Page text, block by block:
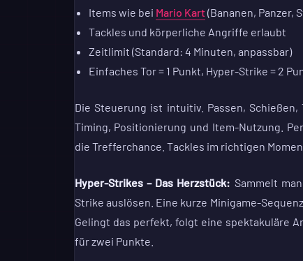
Items wie bei Mario Kart(Bananen, Panzer,
Tackles und körperliche Angriffe erlaubt
Zeitlimit (Standard: 4 Minuten, anpassbar)
Einfaches Tor = 1 Punkt, Hyper-Strike = 2
Die Steuerung ist intuitiv. Passen,
Timing, Positionierung und Item-Nutzung.
die Trefferchance. Tackles im richtigen
Hyper-Strikes – Das Herzstück: Sammelt
Strike auslösen. Eine kurze Minigame-
Gelingt das perfekt, folgt eine spektakuläre
für zwei Punkte.